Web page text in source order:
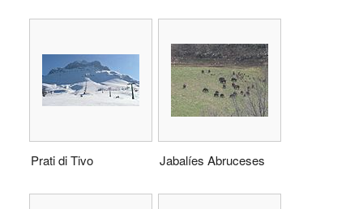
Prati di Tivo Jabalíes Abruceses